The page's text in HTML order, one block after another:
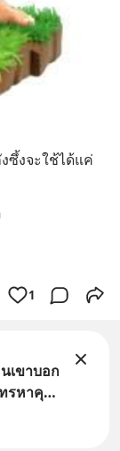
ซึ้งจะใช้ได้แค่
1
เขาบอก
ทรหาคุณ
แล้ว